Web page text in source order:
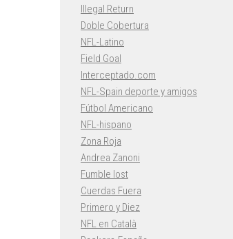
Illegal Return
Doble Cobertura
NFL-Latino
Field Goal
Interceptado.com
NFL-Spain deporte y amigos
Fútbol Americano
NFL-hispano
Zona Roja
Andrea Zanoni
Fumble lost
Cuerdas Fuera
Primero y Diez
NFL en Català